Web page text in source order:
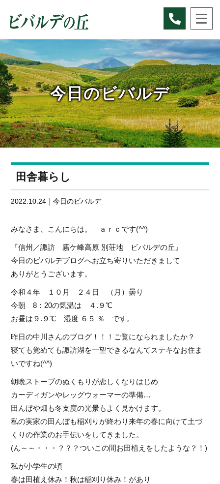
今日のビバルデ
田舎暮らし
2022.10.24 今日のビバルデ
みなさま、こんにちは。 ａｒｃです(^^)
『信州／諏訪 霧ケ峰高原 別荘地 ビバルデの丘』
今日のビバルデブログへお立ち寄りいただきまして
ありがとうございます。
令和４年 １０月 ２４日 （月）曇り
今朝 8：20の気温は ４.９℃
お昼は９.９℃ 湿度 ６５ ％ です。
昨日の中川さんのブログ！！！ご覧になられましたか？
寝ても覚めても諏訪湖を一望できるなんてステキなお住ま
いですね(^^)
朝晩ストーブのぬくもりが恋しくなりはじめ
カーディガンやレッグウォーマーの準備…
田んぼや畑も冬支度の光景もよく見かけます。
私の実家の田んぼも稲刈りが終わり来年の春に向けて土づ
くりの作業のお手伝いをしてきました。
(ん～～・・・？？？ついこの間お田植えをしたような？！)
私が小学生の頃
春は田植え休み！秋は稲刈り休み！があり